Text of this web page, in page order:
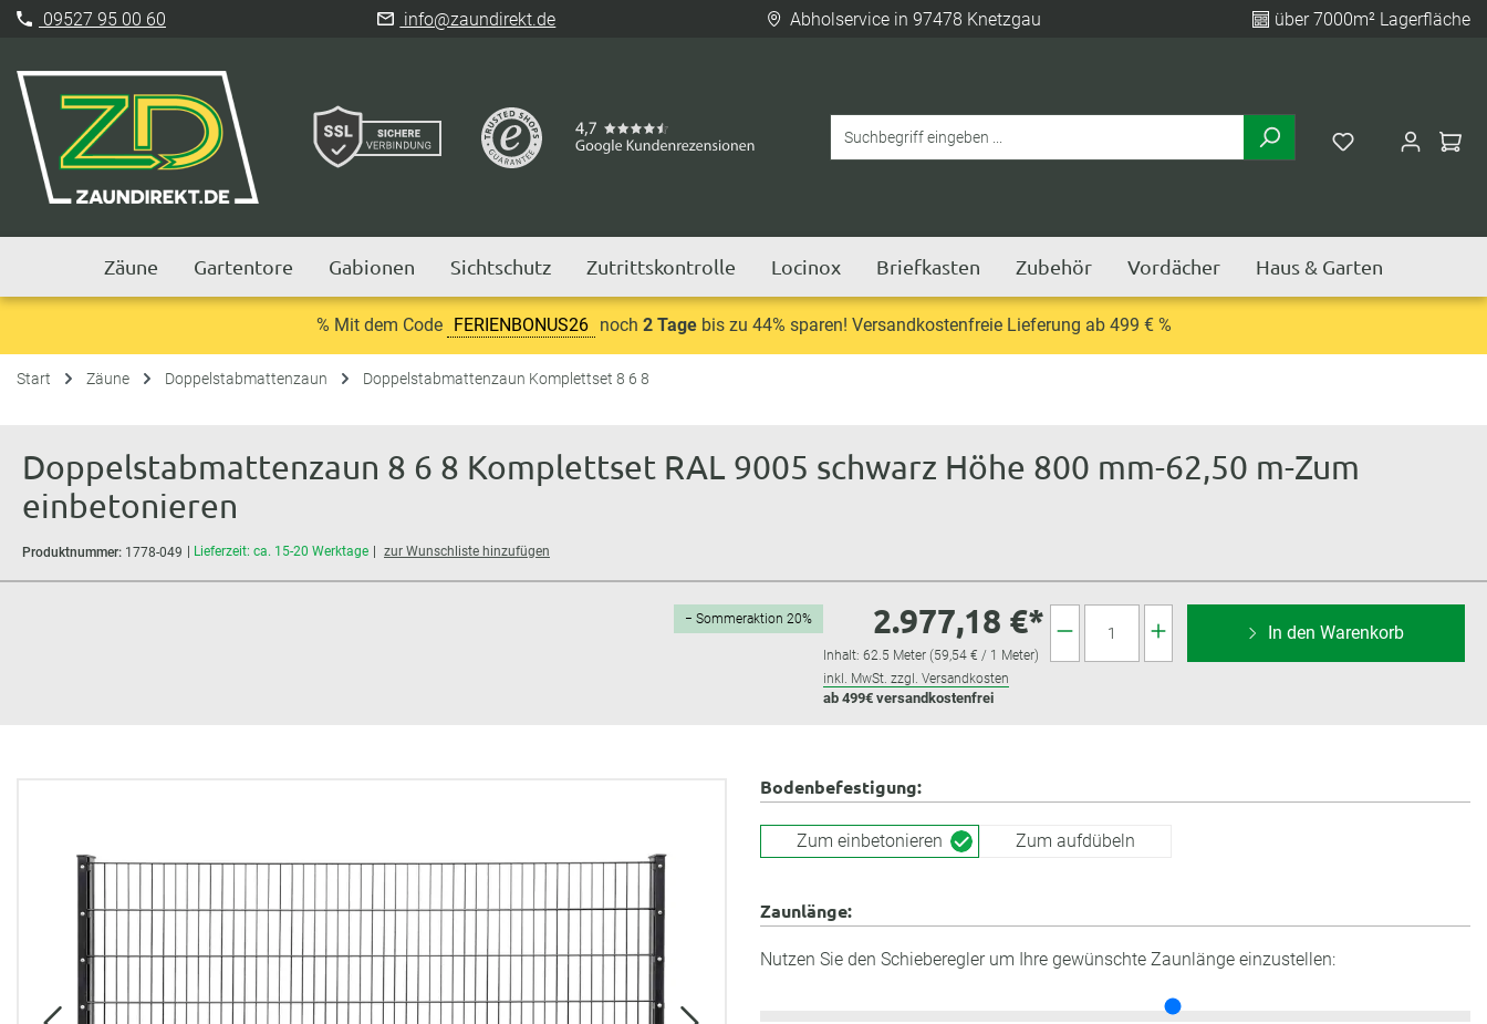
09527 95 00 60 info@zaundirekt.de Abholservice in 97478 Knetzgau über 7000m² Lagerfläche
Zäune Gartentore Gabionen Sichtschutz Zutrittskontrolle Locinox Briefkasten Zubehör Vordächer Haus & Garten
% Mit dem Code FERIENBONUS26 noch 2 Tagebis zu 44% sparen! Versandkostenfreie Lieferung ab 499 € %
Start Zäune Doppelstabmattenzaun Doppelstabmattenzaun Komplettset 8 6 8
Doppelstabmattenzaun 8 6 8 Komplettset RAL 9005 schwarz Höhe 800 mm-62,50 m-Zum
einbetonieren
Produktnummer: 1778-049 Lieferzeit: ca. 15-20 Werktage zur Wunschliste hinzufügen
− Sommeraktion 20% 2.977,18 €*
Inhalt: 62.5 Meter (59,54 € / 1 Meter)
inkl. MwSt. zzgl. Versandkosten
ab 499€ versandkostenfrei
In den Warenkorb
Bodenbefestigung:
Zum einbetonieren Zum aufdübeln
Zaunlänge:
Nutzen Sie den Schieberegler um Ihre gewünschte Zaunlänge einzustellen: